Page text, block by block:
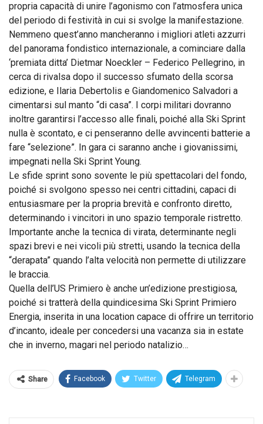
propria capacità di unire l’agonismo con l’atmosfera unica
del periodo di festività in cui si svolge la manifestazione.
Nemmeno quest’anno mancheranno i migliori atleti azzurri
del panorama fondistico internazionale, a cominciare dalla
‘premiata ditta’ Dietmar Noeckler – Federico Pellegrino, in
cerca di rivalsa dopo il successo sfumato della scorsa
edizione, e Ilaria Debertolis e Giandomenico Salvadori a
cimentarsi sul manto “di casa”. I corpi militari dovranno
inoltre garantirsi l’accesso alle finali, poiché alla Ski Sprint
nulla è scontato, e ci penseranno delle avvincenti batterie a
fare “selezione”. In gara ci saranno anche i giovanissimi,
impegnati nella Ski Sprint Young.
Le sfide sprint sono sovente le più spettacolari del fondo,
poiché si svolgono spesso nei centri cittadini, capaci di
entusiasmare per la propria brevità e confronto diretto,
determinando i vincitori in uno spazio temporale ristretto.
Importante anche la tecnica di virata, determinante negli
spazi brevi e nei vicoli più stretti, usando la tecnica della
“derapata” quando l’alta velocità non permette di utilizzare
le braccia.
Quella dell’US Primiero è anche un’edizione prestigiosa,
poiché si tratterà della quindicesima Ski Sprint Primiero
Energia, inserita in una location capace di offrire un territorio
d’incanto, ideale per concedersi una vacanza sia in estate
che in inverno, magari nel periodo natalizio…
Share Facebook Twitter Telegram